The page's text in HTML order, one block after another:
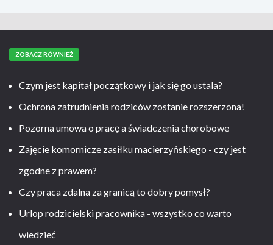
ZOBACZ RÓWNIEŻ
Czym jest kapitał początkowy i jak się go ustala?
Ochrona zatrudnienia rodziców zostanie rozszerzona!
Pozorna umowa o pracę a świadczenia chorobowe
Zajęcie komornicze zasiłku macierzyńskiego - czy jest
zgodne z prawem?
Czy praca zdalna za granicą to dobry pomysł?
Urlop rodzicielski pracownika - wszystko co warto
wiedzieć